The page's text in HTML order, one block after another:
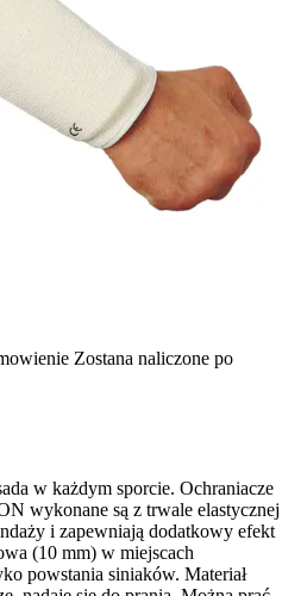
Zostana naliczone po
w każdym sporcie. Ochraniacze
wykonane są z trwale elastycznej
i zapewniają dodatkowy efekt
(10 mm) w miejscach
powstania siniaków. Materiał